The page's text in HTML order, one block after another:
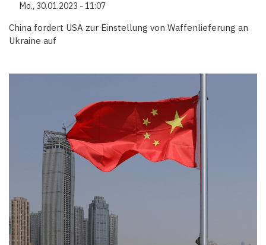
Mo., 30.01.2023 - 11:07
China fordert USA zur Einstellung von Waffenlieferung an
Ukraine auf